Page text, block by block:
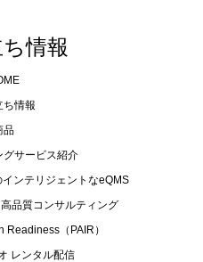
情報
ち情報
品
グサービス紹介
ンテリジェントなeQMS
品質コンサルティング
Readiness（PAIR）
レンタル配信